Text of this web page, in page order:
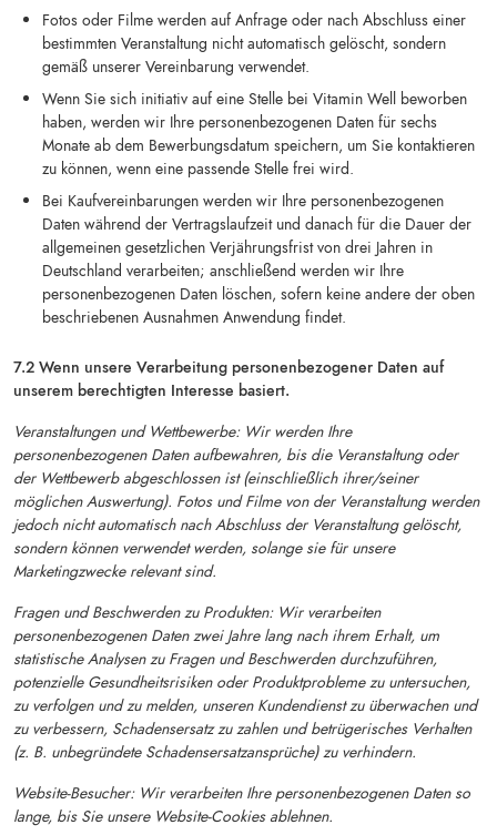
Fotos oder Filme werden auf Anfrage oder nach Abschluss einer
bestimmten Veranstaltung nicht automatisch gelöscht, sondern
gemäß unserer Vereinbarung verwendet.
Wenn Sie sich initiativ auf eine Stelle bei Vitamin Well beworben
haben, werden wir Ihre personenbezogenen Daten für sechs
Monate ab dem Bewerbungsdatum speichern, um Sie kontaktieren
zu können, wenn eine passende Stelle frei wird.
Bei Kaufvereinbarungen werden wir Ihre personenbezogenen
Daten während der Vertragslaufzeit und danach für die Dauer der
allgemeinen gesetzlichen Verjährungsfrist von drei Jahren in
Deutschland verarbeiten; anschließend werden wir Ihre
personenbezogenen Daten löschen, sofern keine andere der oben
beschriebenen Ausnahmen Anwendung findet.
7.2 Wenn unsere Verarbeitung personenbezogener Daten auf
unserem berechtigten Interesse basiert.
Veranstaltungen und Wettbewerbe: Wir werden Ihre
personenbezogenen Daten aufbewahren, bis die Veranstaltung oder
der Wettbewerb abgeschlossen ist (einschließlich ihrer/seiner
möglichen Auswertung). Fotos und Filme von der Veranstaltung werden
jedoch nicht automatisch nach Abschluss der Veranstaltung gelöscht,
sondern können verwendet werden, solange sie für unsere
Marketingzwecke relevant sind.
Fragen und Beschwerden zu Produkten: Wir verarbeiten
personenbezogenen Daten zwei Jahre lang nach ihrem Erhalt, um
statistische Analysen zu Fragen und Beschwerden durchzuführen,
potenzielle Gesundheitsrisiken oder Produktprobleme zu untersuchen,
zu verfolgen und zu melden, unseren Kundendienst zu überwachen und
zu verbessern, Schadensersatz zu zahlen und betrügerisches Verhalten
(z. B. unbegründete Schadensersatzansprüche) zu verhindern.
Website-Besucher: Wir verarbeiten Ihre personenbezogenen Daten so
lange, bis Sie unsere Website-Cookies ablehnen.